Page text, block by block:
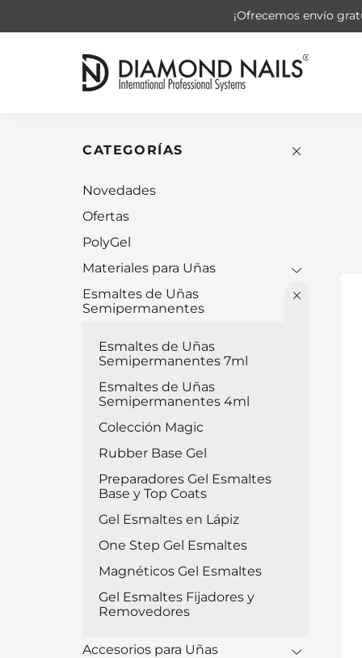
¡Ofrecemos envío
CATEGORÍAS
Novedades
Ofertas
PolyGel
Materiales para Uñas
Esmaltes de Uñas
Semipermanentes
Esmaltes de Uñas
Semipermanentes 7ml
Esmaltes de Uñas
Semipermanentes 4ml
Colección Magic
Rubber Base Gel
Preparadores Gel Esmaltes
Base y Top Coats
Gel Esmaltes en Lápiz
One Step Gel Esmaltes
Magnéticos Gel Esmaltes
Gel Esmaltes Fijadores y
Removedores
Accesorios para Uñas